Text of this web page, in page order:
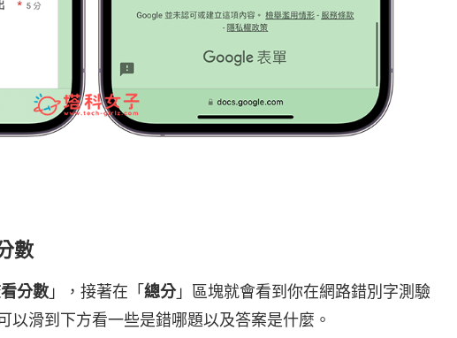
數
分數 」，接著在「 總分」區塊就會看到你在網路錯別字測驗
以滑到下方看一些是錯哪題以及答案是什麼。